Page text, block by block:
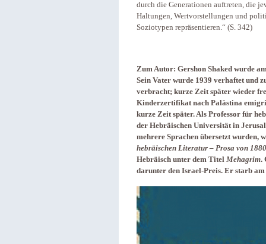
durch die Generationen auftreten, die
Haltungen, Wertvorstellungen und
Soziotypen repräsentieren.“ (S. 342)
Zum Autor: Gershon Shaked wurde
Sein Vater wurde 1939 verhaftet und
verbracht; kurze Zeit später wieder
Kinderzertifikat nach Palästina
kurze Zeit später. Als Professor für
der Hebräischen Universität in
mehrere Sprachen übersetzt wurden,
hebräischen Literatur – Prosa von
Hebräisch unter dem Titel Mehagrim.
darunter den Israel-Preis. Er starb